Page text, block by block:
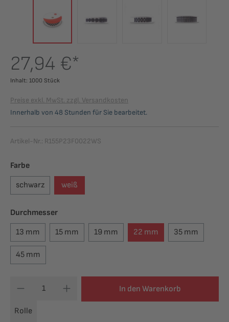
27,94 €*
Inhalt: 1000 Stück
Preise exkl. MwSt. zzgl. Versandkosten
Innerhalb von 48 Stunden für Sie bearbeitet.
Artikel-Nr.: R155P23F0022WS
Farbeauswählen
schwarz weiß
Durchmesserauswählen
13 mm 15 mm 19 mm 22 mm 35 mm
45 mm
Rolle
In den Warenkorb